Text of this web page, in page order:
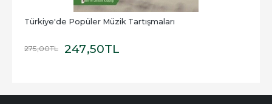
Türkiye'de Popüler Müzik Tartışmaları
275,00TL 247,50TL